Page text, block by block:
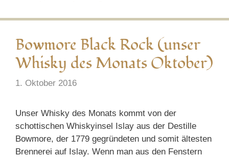
Bowmore Black Rock (unser
Whisky des Monats Oktober)
1. Oktober 2016
Unser Whisky des Monats kommt von der
schottischen Whiskyinsel Islay aus der Destille
Bowmore, der 1779 gegründeten und somit ältesten
Brennerei auf Islay. Wenn man aus den Fenstern